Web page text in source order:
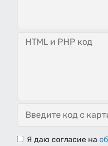
Я даю согласиена